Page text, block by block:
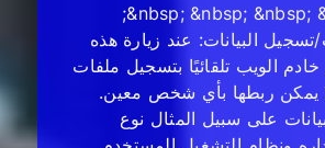
&nbsp; &nbsp; &nbsp;
تسجيل البيانات: عند زيارة هذه
الويب تلقائيًا بتسجيل ملفات
يمكن ربطها بأي شخص معين.
على سبيل المثال نوع